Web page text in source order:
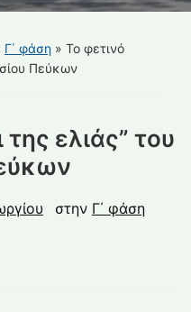
Γ΄ φάση» Το φετινό
Πεύκων
της ελιάς” του
στην Γ΄ φάση